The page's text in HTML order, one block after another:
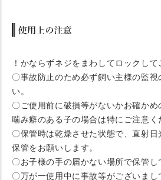
！かならずネジをまわしてロックして
〇事故防止のため必ず飼い主様の監視
い。
〇ご使用前に破損等がないかお確かめ
噛み癖のある子の場合は特にご注意く
〇保管時は乾燥させた状態で、直射
保管をお願いします。
〇お子様の手の届かない場所で保管し
〇万が一使用中に事故等がございま